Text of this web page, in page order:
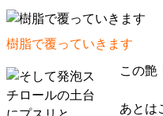
樹脂で覆っていきます
この艶
あとは